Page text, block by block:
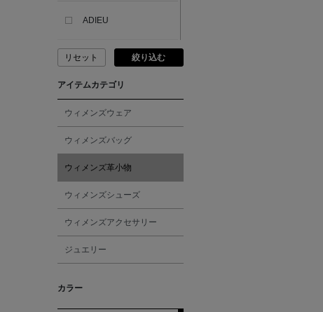
ADIEU
ADLIN HUE
ADVISORY BOARD
CRYSTALS
AKIKO OGAWA.
ALBERT THURSTON
リセット 絞り込む
アイテムカテゴリ
ウィメンズウェア
ウィメンズバッグ
ウィメンズ革小物
ウィメンズシューズ
ウィメンズアクセサリー
ジュエリー
カラー